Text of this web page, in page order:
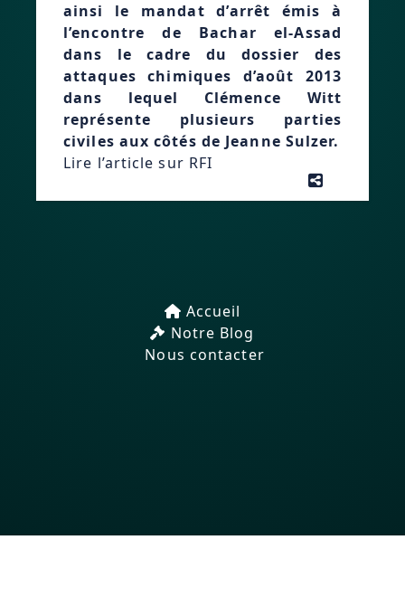
ainsi le mandat d’arrêt émis à
l’encontre de Bachar el-Assad
dans le cadre du dossier des
attaques chimiques d’août 2013
dans lequel Clémence Witt
représente plusieurs parties
civiles aux côtés de Jeanne Sulzer.
Lire l’article sur RFI
Accueil
Notre Blog
Nous contacter